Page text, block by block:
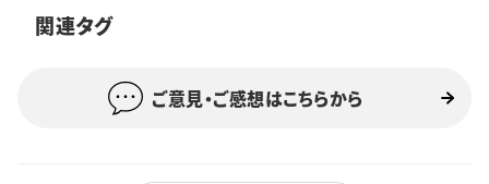
関連タグ
ご意見・ご感想はこちらから